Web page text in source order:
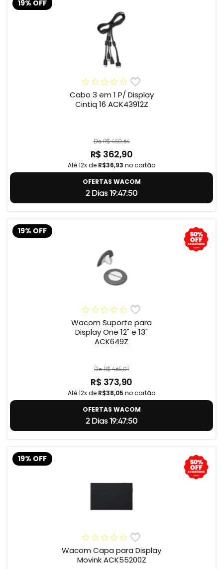
19% OFF
Cabo 3 em 1 P/ Display
Cintiq 16 ACK43912Z
De R$ 450,64
R$ 362,90
Até 12x de R$36,93 no cartão
OFERTAS WACOM
2 Dias 19:47:49
19% OFF
Wacom Suporte para
Display One 12" e 13"
ACK649Z
De R$ 465,01
R$ 373,90
Até 12x de R$38,05 no cartão
OFERTAS WACOM
2 Dias 19:47:49
19% OFF
Wacom Capa para Display
Movink ACK55200Z